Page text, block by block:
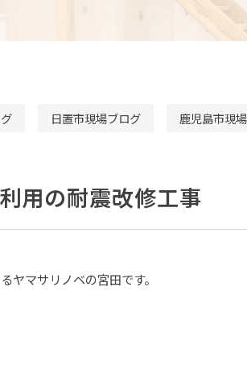
日置市現場ブログ 鹿児島市現
用の耐震改修工事
ヤマサリノベの宮田です。